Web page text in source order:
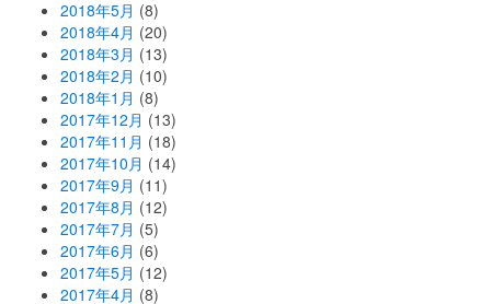
2018年5月 (8)
2018年4月 (20)
2018年3月 (13)
2018年2月 (10)
2018年1月 (8)
2017年12月 (13)
2017年11月 (18)
2017年10月 (14)
2017年9月 (11)
2017年8月 (12)
2017年7月 (5)
2017年6月 (6)
2017年5月 (12)
2017年4月 (8)